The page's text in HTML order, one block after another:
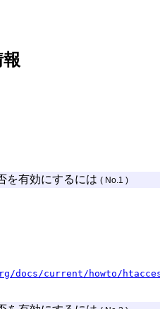
を有効にするには ( No.1 )
docs/current/howto/